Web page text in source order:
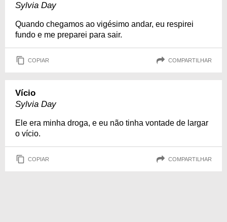
Sylvia Day
Quando chegamos ao vigésimo andar, eu respirei
fundo e me preparei para sair.
COPIAR COMPARTILHAR
Vício
Sylvia Day
Ele era minha droga, e eu não tinha vontade de largar
o vício.
COPIAR COMPARTILHAR